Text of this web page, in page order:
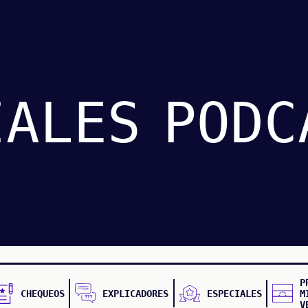
CHEQUEOS EXPLICADORES ESPECIALES